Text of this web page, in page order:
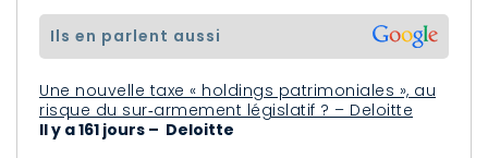
ils en parlent aussi
Une nouvelle taxe « holdings patrimoniales », au
risque du sur‑armement législatif ? – Deloitte
Il y a 161 jours – Deloitte